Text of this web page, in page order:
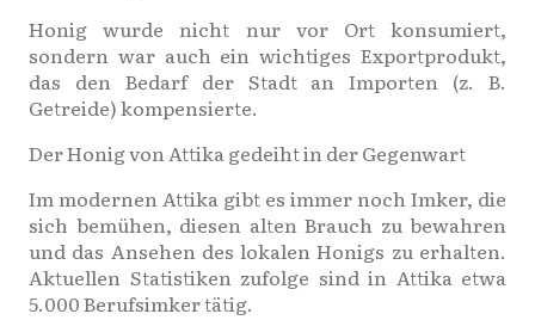
Honig wurde nicht nur vor Ort konsumiert,
sondern war auch ein wichtiges Exportprodukt,
das den Bedarf der Stadt an Importen (z. B.
Getreide) kompensierte.
Der Honig von Attika gedeiht in der Gegenwart
Im modernen Attika gibt es immer noch Imker, die
sich bemühen, diesen alten Brauch zu bewahren
und das Ansehen des lokalen Honigs zu erhalten.
Aktuellen Statistiken zufolge sind in Attika etwa
5.000 Berufsimker tätig.